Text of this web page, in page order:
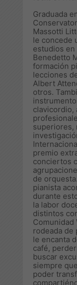
Graduada
Massotti
le concede
estudios
Benedetto
formación
lecciones
Albert
otros.
clavicordio,
superiores,
premio
conciertos
de
pianista
durante
la labor
distintos
Comunidad
rodeada de
le encanta
café,
buscar
siempre
poder